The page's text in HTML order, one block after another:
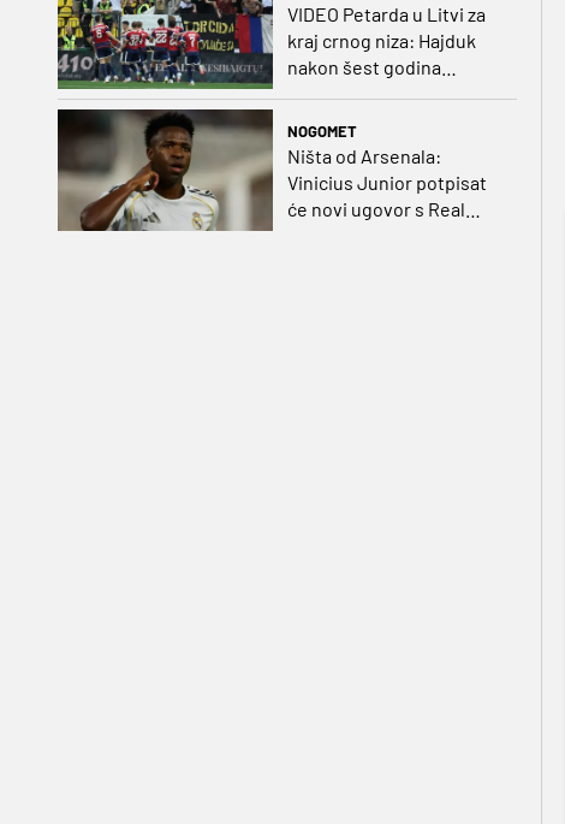
VIDEO Petarda u Litvi za
kraj crnog niza: Hajduk
nakon šest godina
NOGOMET
Ništa od Arsenala:
Vinicius Junior potpisat
će novi ugovor s Real